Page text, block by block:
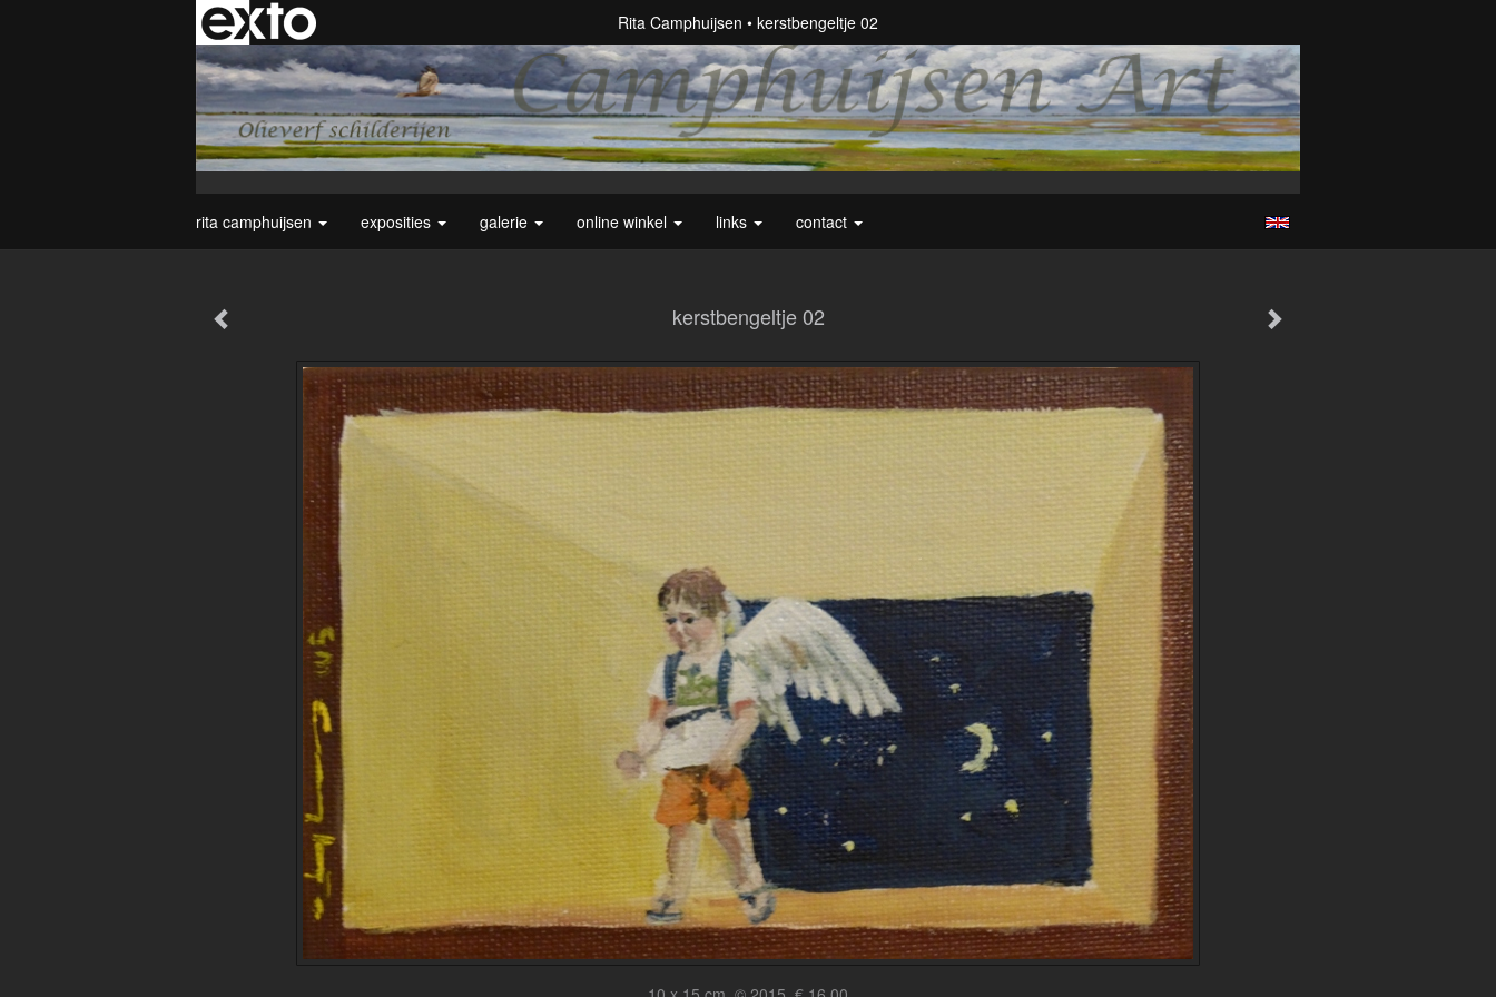
Rita Camphuijsen kerstbengeltje 02
rita camphuijsen exposities galerie online winkel links contact
kerstbengeltje 02